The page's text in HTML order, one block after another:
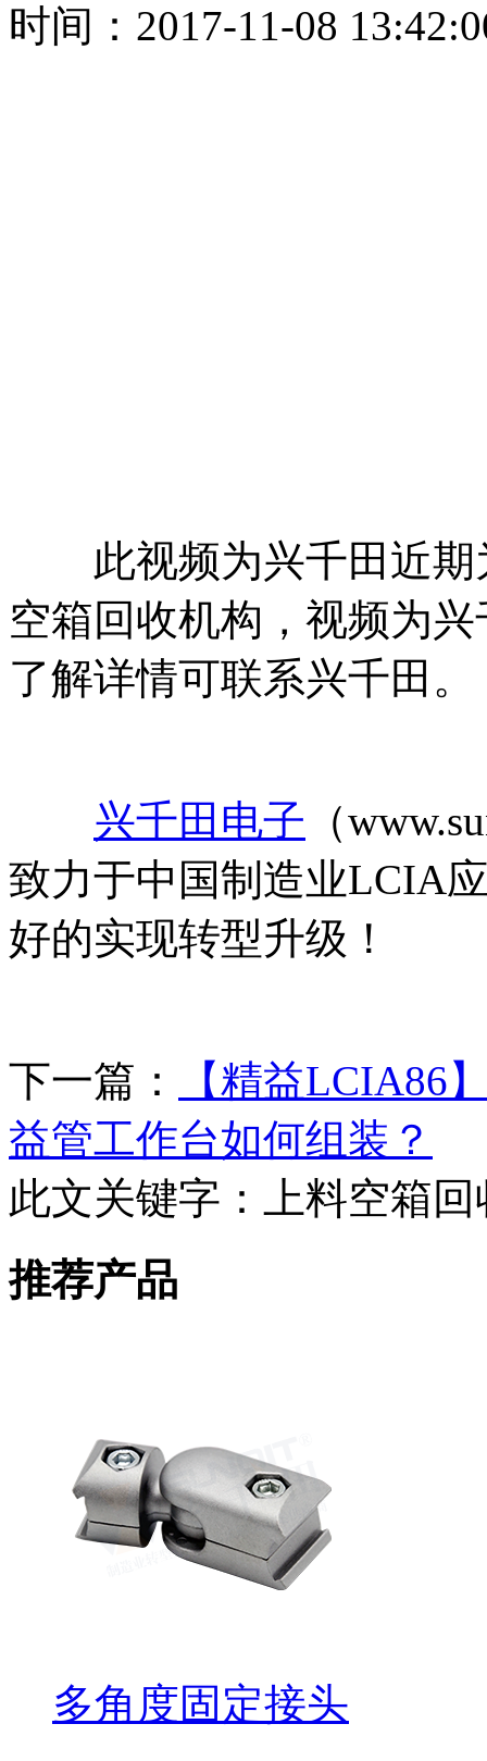
时间：2017-11-08
此视频为兴千田近期
空箱回收机构，视频为
了解详情可联系兴千田。
兴千田电子 （
致力于中国制造业LCIA
好的实现转型升级！
下一篇：
【精益LCIA86
益管工作台如何组装？
此文关键字：
上料空箱
推荐产品
多角度固定接头